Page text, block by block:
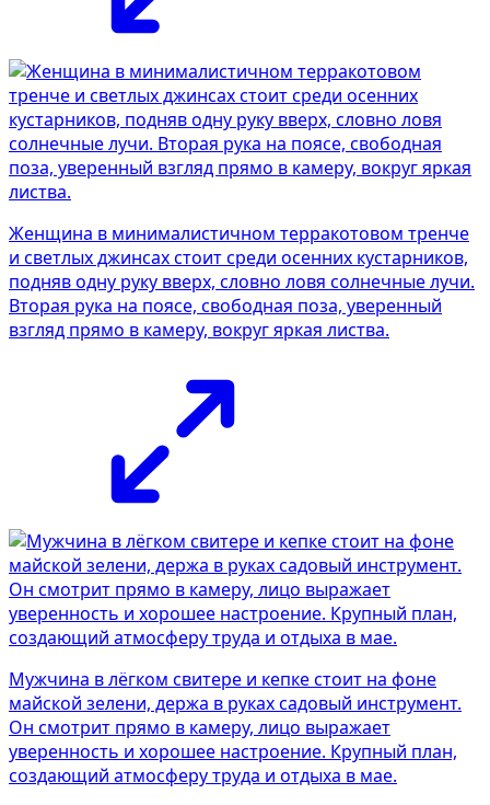
Женщина в минималистичном терракотовом тренче
и светлых джинсах стоит среди осенних кустарников,
подняв одну руку вверх, словно ловя солнечные лучи.
Вторая рука на поясе, свободная поза, уверенный
взгляд прямо в камеру, вокруг яркая листва.
Мужчина в лёгком свитере и кепке стоит на фоне
майской зелени, держа в руках садовый инструмент.
Он смотрит прямо в камеру, лицо выражает
уверенность и хорошее настроение. Крупный план,
создающий атмосферу труда и отдыха в мае.